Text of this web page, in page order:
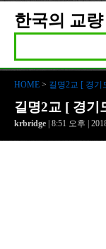
한국의 교량
HOME > 길명2교 [ 경기
길명2교 [ 경기
krbridge | 8:51 오후 |